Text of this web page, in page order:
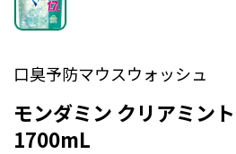
口臭予防マウスウォッシュ
モンダミン クリアミン
1700mL